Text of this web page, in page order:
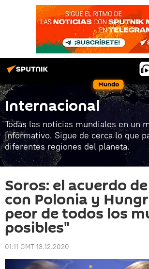
Mundo
Internacional
Todas las noticias mundiales en un
informativo. Sigue de cerca lo que
diferentes regiones del planeta.
Soros: el acuerdo
con Polonia y
peor de todos los
posibles"
01:11 GMT 13.12.2020